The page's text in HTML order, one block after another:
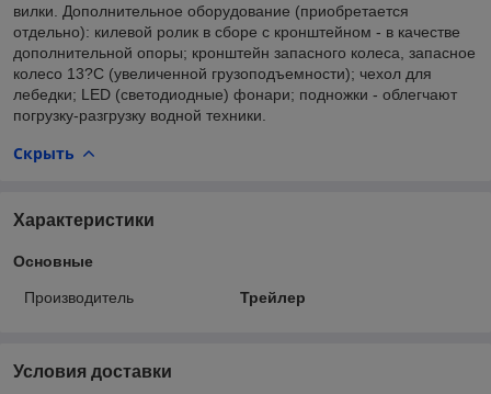
вилки. Дополнительное оборудование (приобретается
отдельно): килевой ролик в сборе с кронштейном - в качестве
дополнительной опоры; кронштейн запасного колеса, запасное
колесо 13?С (увеличенной грузоподъемности); чехол для
лебедки; LED (светодиодные) фонари; подножки - облегчают
погрузку-разгрузку водной техники.
Скрыть
Характеристики
Основные
Производитель Трейлер
Условия доставки